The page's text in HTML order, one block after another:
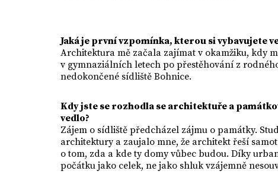
Jaká je první vzpomínka, kterou si vybavujete
Architektura mě začala zajímat v okamžiku, kdy
v gymnaziálních letech po přestěhování z
nedokončené sídliště Bohnice.
Kdy jste se rozhodla se architektuře a
vedlo?
Zájem o sídliště předcházel zájmu o památky.
architektury a zaujalo mne, že architekt řeší
o tom, zda a kde ty domy vůbec budou. Díky
počátku jako celek, ne jako shluk vzájemně